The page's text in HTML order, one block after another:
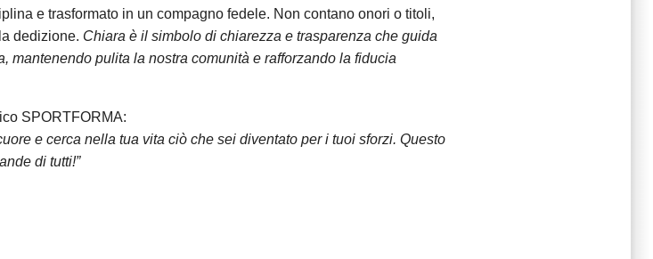
e trasformato in un compagno fedele. Non contano onori o titoli,
dedizione. Chiara è il simbolo di chiarezza e trasparenza che guida
mantenendo pulita la nostra comunità e rafforzando la fiducia
SPORTFORMA:
e cerca nella tua vita ciò che sei diventato per i tuoi sforzi. Questo
di tutti!”